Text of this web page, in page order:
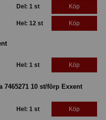
Del: 1 st Köp
Hel: 12 st Köp
Hel: 1 st Köp
10 st/förp Exxent
Hel: 1 st Köp